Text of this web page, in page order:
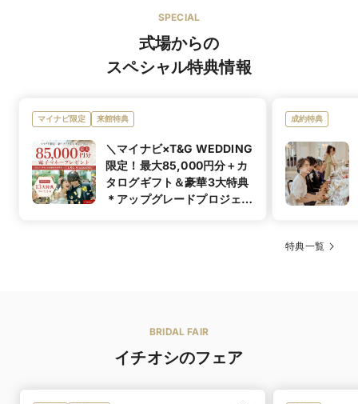
14,520円〜
「素晴らしい思い出となる料理演出をしたい」
る本格フレンチ。食材にはこだわり、野菜・魚介・肉・
輸入高級食材にわたるまで、シェフが厳選した食材のみ
を使用しています。こだわりぬいた食材への愛情たっぷ
りに作られた本格フレンチを是非ご堪能ください。
デザートビュッ
フェ
可
旬のスイーツを使った見た目にも美しい色鮮やかなデ
非日常フレンチ。おふたりやゲストの出身地や思い出、
SPECIAL
式場からの
スペシャル特典情報
マイナビ限定 来館特典
＼マイナビ×T&G WEDDING
限定！最大85,000円分＋カ
タログギフト＆豪華3大特典
＊アップグレードプロジェク
成約特典
特典一覧
BRIDAL FAIR
イチオシのフェア